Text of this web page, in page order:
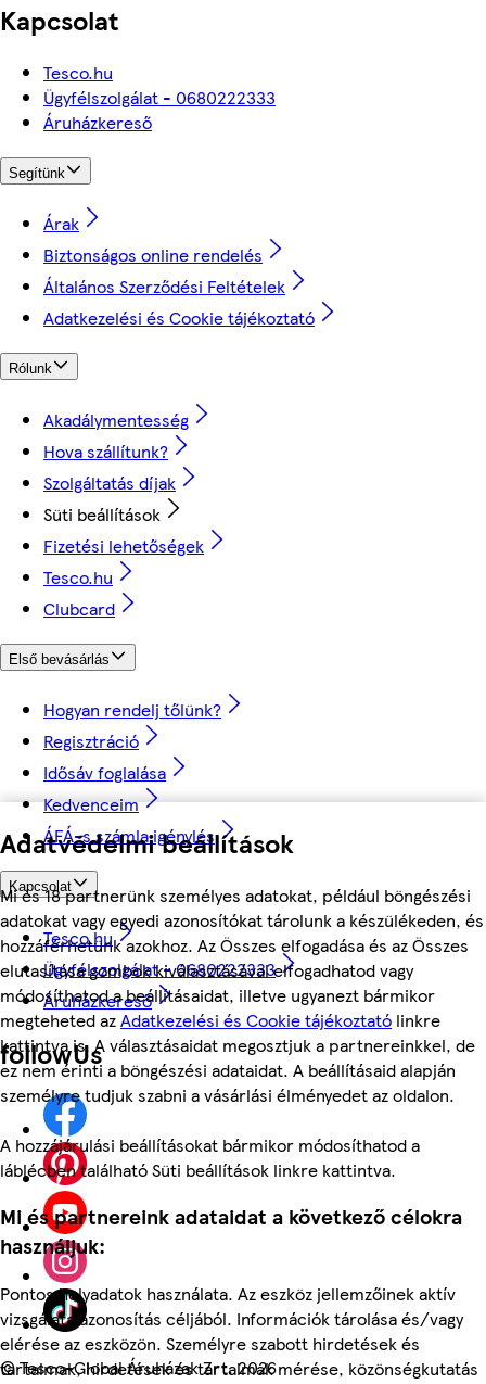
Adatvédelmi beállítások
Mi és 18 partnerünk személyes adatokat, például böngészési
adatokat vagy egyedi azonosítókat tárolunk a készülékeden, és
hozzáférhetünk azokhoz. Az Összes elfogadása és az Összes
elutasítása gombok kiválasztásával elfogadhatod vagy
módosíthatod a beállításaidat, illetve ugyanezt bármikor
megteheted azAdatkezelési és Cookie tájékoztató linkre
kattintva is. A választásaidat megosztjuk a partnereinkkel, de
ez nem érinti a böngészési adataidat. A beállításaid alapján
személyre tudjuk szabni a vásárlási élményedet az oldalon.
A hozzájárulási beállításokat bármikor módosíthatod a
láblécben található Süti beállítások linkre kattintva.
Mi és partnereink adataidat a következő célokra
használjuk:
Pontos helyadatok használata. Az eszköz jellemzőinek aktív
vizsgálata azonosítás céljából. Információk tárolása és/vagy
elérése az eszközön. Személyre szabott hirdetések és
tartalmak, hirdetések és tartalmak mérése, közönségkutatás
Kapcsolat
Tesco.hu
Ügyfélszolgálat - 0680222333
Áruházkereső
Segítünk
Árak
Biztonságos online rendelés
Általános Szerződési Feltételek
Adatkezelési és Cookie tájékoztató
Rólunk
Akadálymentesség
Hova szállítunk?
Szolgáltatás díjak
Süti beállítások
Fizetési lehetőségek
Tesco.hu
Clubcard
Első bevásárlás
Hogyan rendelj tőlünk?
Regisztráció
Idősáv foglalása
Kedvenceim
ÁFÁ-s számla igénylés
Kapcsolat
Tesco.hu
Ügyfélszolgálat - 0680222333
Áruházkereső
followUs
©Tesco-Global Áruházak Zrt. 2026